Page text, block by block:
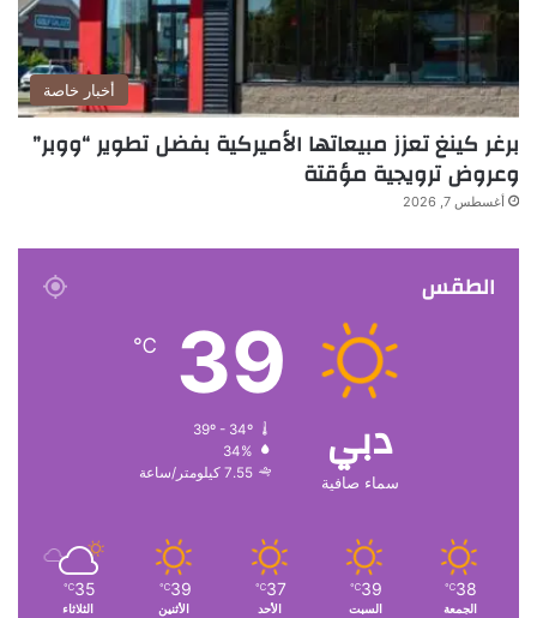
أخبار خاصة
برغر كينغ تعزز مبيعاتها الأميركية بفضل تطوير “ووبر”
وعروض ترويجية مؤقتة
أغسطس 7, 2026
الطقس
دبي
سماء صافية
39
℃
39º - 34º
34%
7.55 كيلومتر/ساعة
38
℃
الجمعة
39
℃
السبت
37
℃
الأحد
39
℃
الأثنين
35
℃
الثلاثاء